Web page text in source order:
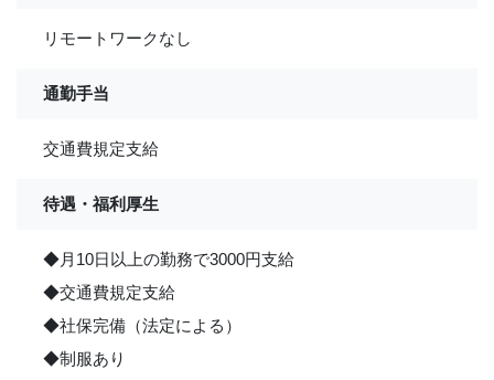
リモートワークなし
通勤手当
交通費規定支給
待遇・福利厚生
◆月10日以上の勤務で3000円支給
◆交通費規定支給
◆社保完備（法定による）
◆制服あり